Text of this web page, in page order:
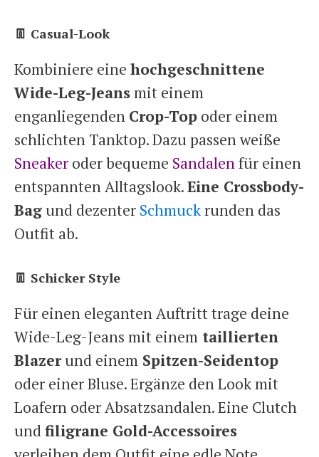
👖 Casual-Look
Kombiniere eine hochgeschnittene
Wide-Leg-Jeansmit einem
enganliegenden Crop-Top oder einem
schlichten Tanktop. Dazu passen weiße
Sneaker oder bequeme Sandalenfür einen
entspannten Alltagslook.Eine Crossbody-
Bag und dezenter Schmuckrunden das
Outfit ab.
👖 Schicker Style
Für einen eleganten Auftritt trage deine
Wide-Leg-Jeans mit einem taillierten
Blazerund einem Spitzen-Seidentop
oder einer Bluse. Ergänze den Look mit
Loafern oder Absatzsandalen. Eine Clutch
undfiligrane Gold-Accessoires